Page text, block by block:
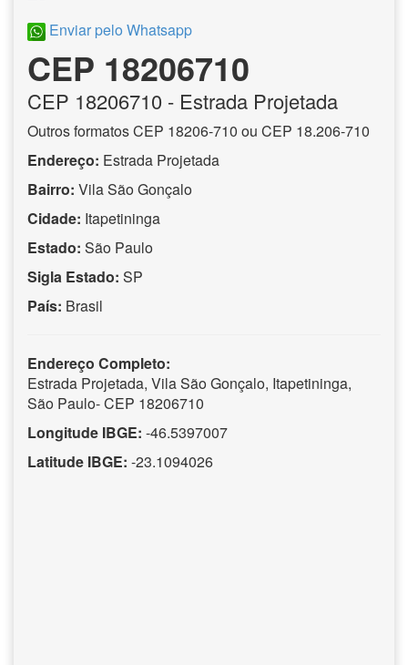
Enviar pelo Whatsapp
CEP 18206710
CEP 18206710 - Estrada Projetada
Outros formatos CEP 18206-710 ou CEP 18.206-710
Endereço: Estrada Projetada
Bairro: Vila São Gonçalo
Cidade: Itapetininga
Estado: São Paulo
Sigla Estado: SP
País: Brasil
Endereço Completo:
Estrada Projetada, Vila São Gonçalo, Itapetininga,
São Paulo- CEP 18206710
Longitude IBGE: -46.5397007
Latitude IBGE: -23.1094026